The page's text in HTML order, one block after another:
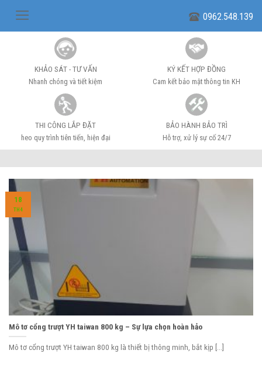
0962.548.139
KHẢO SÁT - TƯ VẤN
Nhanh chóng và tiết kiệm
KÝ KẾT HỢP ĐỒNG
Cam kết bảo mật thông tin KH
THI CÔNG LẮP ĐẶT
heo quy trình tiên tiến, hiện đại
BẢO HÀNH BẢO TRÌ
Hỗ trợ, xử lý sự cố 24/7
Mô tơ cổng trượt YH taiwan 800 kg – Sự lựa chọn hoàn hảo
Mô tơ cổng trượt YH taiwan 800 kg là thiết bị thông minh, bắt kịp [...]
18
TH4